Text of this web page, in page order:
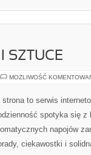
SZTUCE
MOŻLIWOŚĆ
strona to serwis
spotyka się z
napojów
ciekawostki i